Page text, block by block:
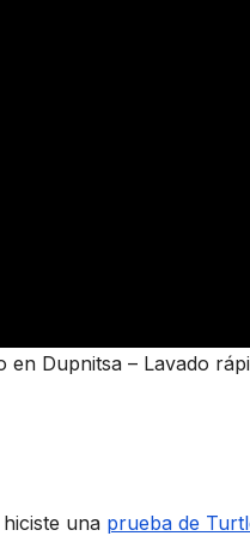
en Dupnitsa – Lavado
una prueba de